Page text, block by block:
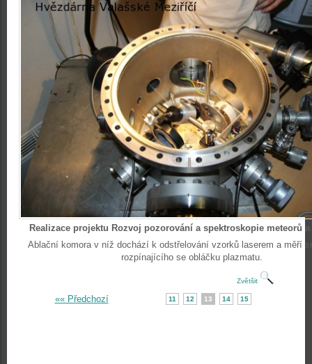
Realizace projektu Rozvoj pozorování a spektroskopie meteorů
Ablační komora v níž dochází k odstřelování vzorků laserem a měří
rozpínajícího se obláčku plazmatu.
Zvětšit
«« Předchozí 11 12 13 14 15